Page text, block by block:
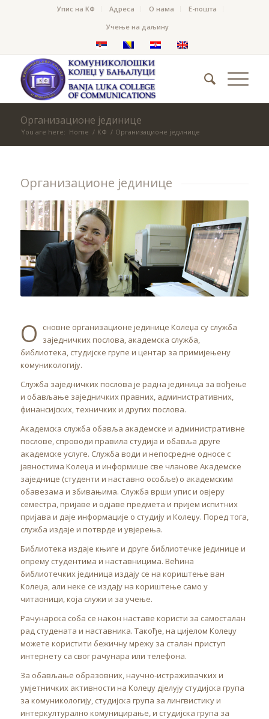
Упис на КФ Адреса О нама
Е-пошта
Учење на даљину
Организационе јединице
You are here: Home / КФ / Организационе јединице
Организационе јединице
О
сновне организационе јединице Колеџа су служба
заједничких послова, академска служба,
библиотека, студијске групе и центар за примијењену
комуникологију.
Служба заједничких послова је радна јединица за вођење
и обављање заједничких правних, административних,
финансијских, техничких и других послова.
Академска служба обавља академске и административне
послове, спроводи правила студија и обавља друге
академске услуге. Служба води и непосредне односе с
јавностима Колеџа и информише све чланове Академске
заједнице (студенти и наставно особље) о академским
обавезама и збивањима. Служба врши упис и овјеру
семестра, пријаве и одјаве предмета и пријем испитних
пријава и даје информације о студију и Колеџу. Поред тога,
служба издаје и потврде и увјерења.
Библиотека издаје књиге и друге библиотечке јединице и
опрему студентима и наставницима. Већина
библиотечких јединица издају се на кориштење ван
Колеџа, али неке се издају на кориштење само у
читаоници, која служи и за учење.
Рачунарска соба се након наставе користи за самосталан
рад студената и наставника. Такође, на цијелом Колеџу
можете користити бежичну мрежу за сталан приступ
интернету са свог рачунара или телефона.
За обављање образовних, научно-истраживачких и
умјетничких активности на Колеџу дјелују студијска група
за комуникологију, студијска група за лингвистику и
интеркултурално комуницирање, и студијска група за